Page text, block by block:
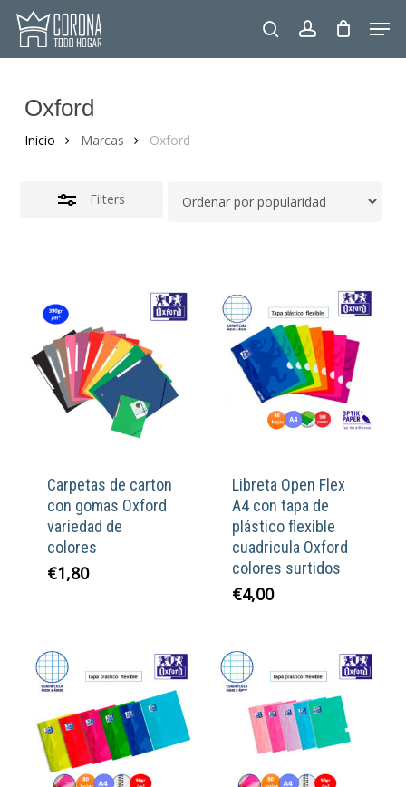
Skip
main
searchaccount
Oxford
Inicio Marcas Oxford
Filters
Carpetas de carton
con gomas Oxford
variedad de
colores
€1,80
Libreta Open Flex
A4 con tapa de
plástico flexible
cuadricula Oxford
colores surtidos
€4,00
Close
Filters